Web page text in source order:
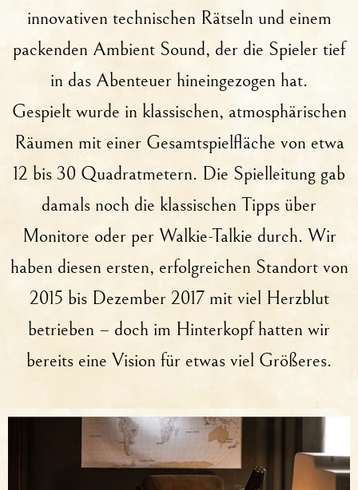
innovativen technischen Rätseln und einem
packenden Ambient Sound, der die Spieler tief
in das Abenteuer hineingezogen hat.
Gespielt wurde in klassischen, atmosphärischen
Räumen mit einer Gesamtspielfläche von etwa
12 bis 30 Quadratmetern. Die Spielleitung gab
damals noch die klassischen Tipps über
Monitore oder per Walkie-Talkie durch. Wir
haben diesen ersten, erfolgreichen Standort von
2015 bis Dezember 2017 mit viel Herzblut
betrieben – doch im Hinterkopf hatten wir
bereits eine Vision für etwas viel Größeres.